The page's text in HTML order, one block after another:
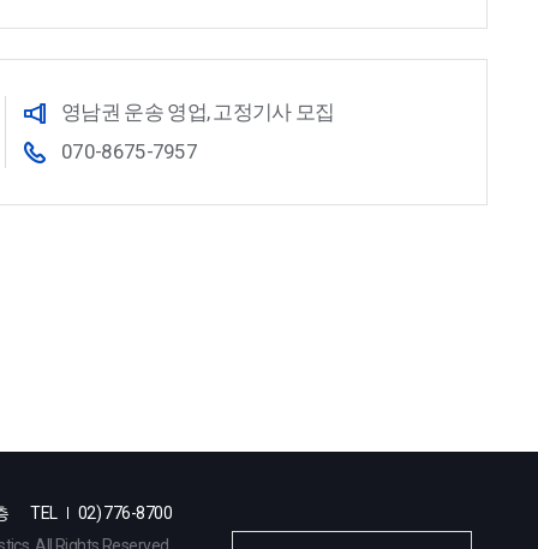
영남권 운송 영업, 고정기사 모집
070-8675-7957
TEL
02) 776-8700